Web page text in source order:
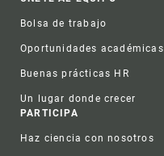
Bolsa de trabajo
Oportunidades académicas
Buenas prácticas HR
Un lugar donde crecer
PARTICIPA
Haz ciencia con nosotros